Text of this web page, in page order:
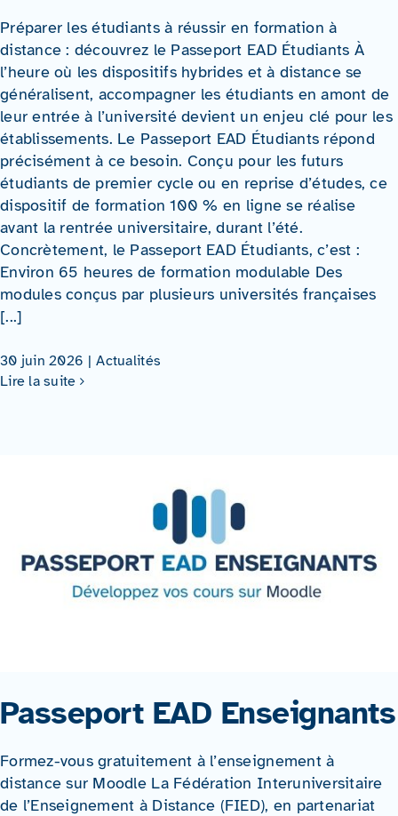
Préparer les étudiants à réussir en formation à
distance : découvrez le Passeport EAD Étudiants À
l’heure où les dispositifs hybrides et à distance se
généralisent, accompagner les étudiants en amont de
leur entrée à l’université devient un enjeu clé pour les
établissements. Le Passeport EAD Étudiants répond
précisément à ce besoin. Conçu pour les futurs
étudiants de premier cycle ou en reprise d’études, ce
dispositif de formation 100 % en ligne se réalise
avant la rentrée universitaire, durant l’été.
Concrètement, le Passeport EAD Étudiants, c’est :
Environ 65 heures de formation modulable Des
modules conçus par plusieurs universités françaises
[...]
30 juin 2026 | Actualités
Lire la suite
Passeport EAD Enseignants
Formez-vous gratuitement à l’enseignement à
distance sur Moodle La Fédération Interuniversitaire
de l’Enseignement à Distance (FIED), en partenariat